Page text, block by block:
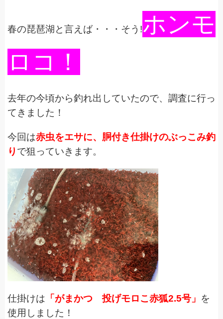
春の琵琶湖と言えば・・・そう!ホンモ
ロコ！
去年の今頃から釣れ出していたので、調査に行っ
てきました！
今回は赤虫をエサに、胴付き仕掛けのぶっこみ釣
り で狙っていきます。
仕掛けは 「がまかつ 投げモロこ赤狐2.5号」 を
使用しました！